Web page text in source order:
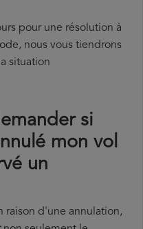
pour une résolution à
nous vous tiendrons
situation
si
mon vol
un
raison d'une annulation,